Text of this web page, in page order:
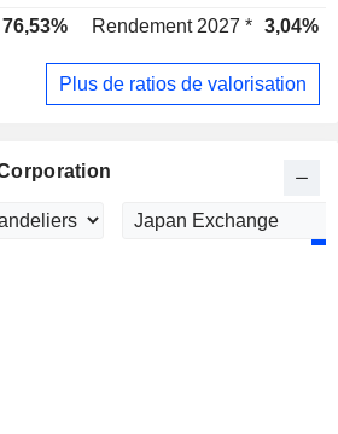
76,53% Rendement 2027 * 3,04%
Plus de ratios de valorisation